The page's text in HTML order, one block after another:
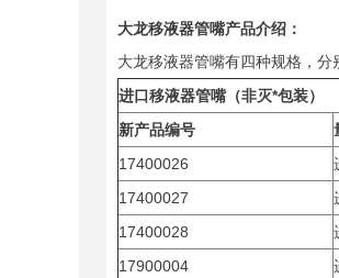
大龙移液器管嘴产品介绍：
大龙移液器管嘴有四种规格，
进口移液器管嘴（非灭*包装）
新产品编号
17400026
17400027
17400028
17900004